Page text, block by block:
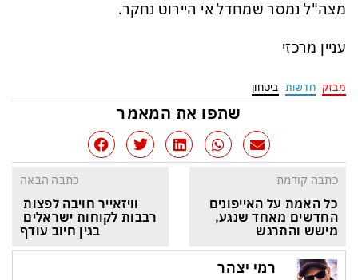
מצה"ל נמסר שמחדל אי היירוט נחקר.
עניין מרכזי
מבזק חדשות ביטחון
שתפו את המאמר
כתבה קודמת
כל האמת על האייפונים
החדשים מאחד שנגע,
מישש והתרגש
כתבה הבאה
וויזאייר חויבה לפצות
רבבות לקוחות ישראלים
בגין חיוב עודף
רמי יצהר